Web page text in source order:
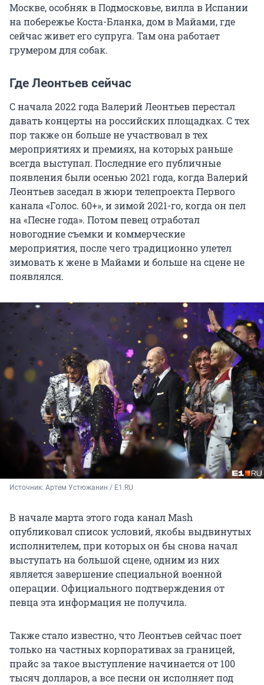
Москве, особняк в Подмосковье, вилла в Испании
на побережье Коста-Бланка, дом в Майами, где
сейчас живет его супруга. Там она работает
грумером для собак.
Где Леонтьев сейчас
С начала 2022 года Валерий Леонтьев перестал
давать концерты на российских площадках. С тех
пор также он больше не участвовал в тех
мероприятиях и премиях, на которых раньше
всегда выступал. Последние его публичные
появления были осенью 2021 года, когда Валерий
Леонтьев заседал в жюри телепроекта Первого
канала «Голос. 60+», и зимой 2021-го, когда он пел
на «Песне года». Потом певец отработал
новогодние съемки и коммерческие
мероприятия, после чего традиционно улетел
зимовать к жене в Майами и больше на сцене не
появлялся.
Источник: Артем Устюжанин / E1.RU
В начале марта этого года канал Mash
опубликовал список условий, якобы выдвинутых
исполнителем, при которых он бы снова начал
выступать на большой сцене, одним из них
является завершение специальной военной
операции. Официального подтверждения от
певца эта информация не получила.
Также стало известно, что Леонтьев сейчас поет
только на частных корпоративах за границей,
прайс за такое выступление начинается от 100
тысяч долларов, а все песни он исполняет под